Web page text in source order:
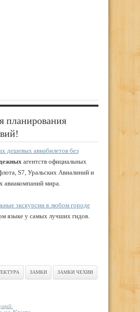
планирования
дешевых авиабилетов без
агентств официальных
S7, Уральских Авиалиний и
авиакомпаний мира.
экскурсии в любом городе
языке у самых лучших гидов.
ЗАМКИ ЗАМКИ ЧЕХИИ